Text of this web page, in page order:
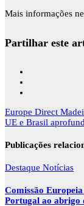
Mais informações
Partilhar este
Navegação
de
Europe Direct
UE e Brasil
Publicações
Destaque Notícias
Comissão
Portugal ao abrigo